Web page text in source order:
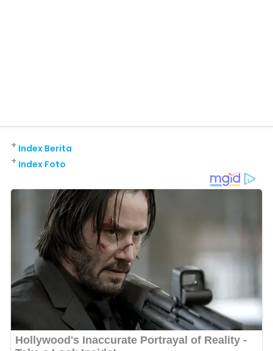
Index Berita
+
Index Foto
+